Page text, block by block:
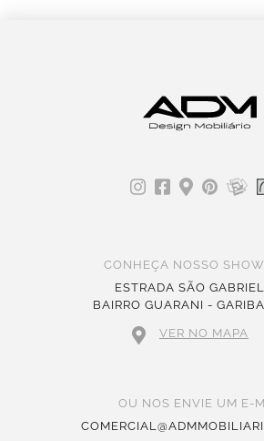
CONHEÇA NOSSO
ESTRADA SÃO
BAIRRO GUARANI -
VER NO MAPA
OU NOS ENVIE UM E-